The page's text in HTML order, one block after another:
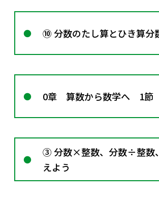
⑩ 分数のたし算とひき算分
0章 算数から数学へ 1節
③ 分数×整数、分数÷整数
えよう